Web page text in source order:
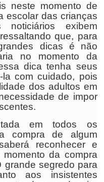
neste momento de
escolar das crianças
noticiários exibem
que, para
dicas é não
no momento da
dica tenha seus
la com cuidado, pois
dos adultos em
de impor
em todos os
compra de algum
reconhecer e
da compra
grande segredo para
aos insistentes